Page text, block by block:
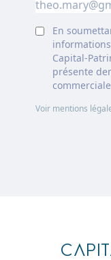
En
Capital-
présente
Voir mentions